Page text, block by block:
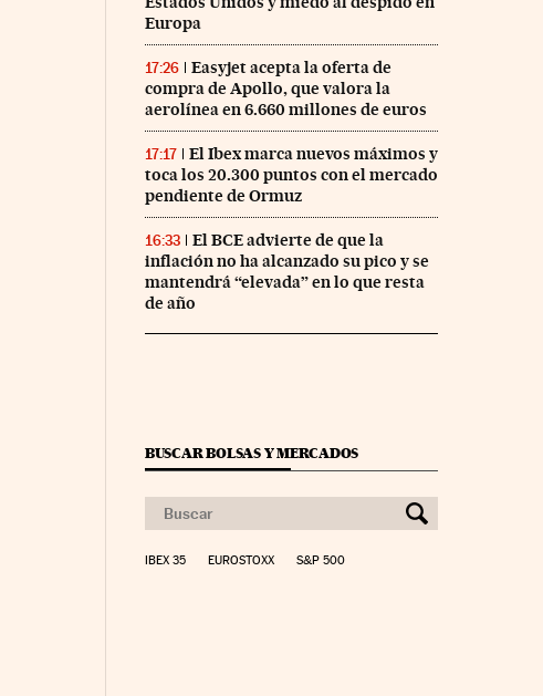
Europa
17:26
Easyjet acepta la oferta de
compra de Apollo, que valora la
aerolínea en 6.660 millones de euros
17:17
El Ibex marca nuevos máximos y
toca los 20.300 puntos con el mercado
pendiente de Ormuz
16:33
El BCE advierte de que la
inflación no ha alcanzado su pico y se
mantendrá “elevada” en lo que resta
de año
BUSCAR BOLSAS Y MERCADOS
IBEX 35 EUROSTOXX S&P 500